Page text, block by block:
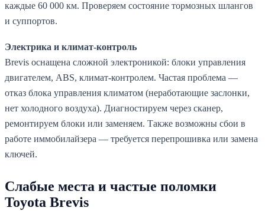
каждые 60 000 км. Проверяем состояние тормозных шлангов
и суппортов.
Электрика и климат-контроль
Brevis оснащена сложной электроникой: блоки управления
двигателем, ABS, климат-контролем. Частая проблема —
отказ блока управления климатом (неработающие заслонки,
нет холодного воздуха). Диагностируем через сканер,
ремонтируем блоки или заменяем. Также возможны сбои в
работе иммобилайзера — требуется перепрошивка или замена
ключей.
Слабые места и частые поломки
Toyota Brevis